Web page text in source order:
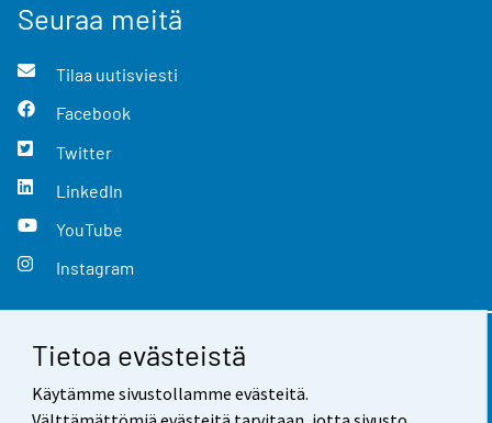
Tietoa evästeistä
Käytämme sivustollamme evästeitä.
Seuraa meitä
Tilaa uutisviesti
Facebook
Twitter
LinkedIn
YouTube
Instagram
Yhteystiedot
Palaute